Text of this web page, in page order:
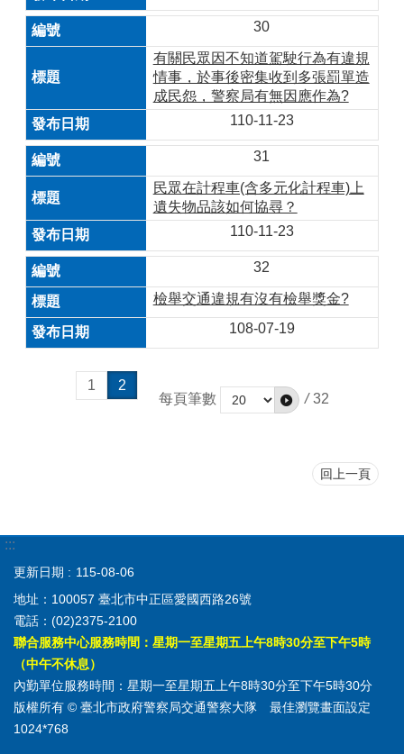
30
有關民眾因不知道駕駛行為有違規
情事，於事後密集收到多張罰單造
成民怨，警察局有無因應作為?
110-11-23
31
民眾在計程車(含多元化計程車)上
遺失物品該如何協尋？
110-11-23
32
檢舉交通違規有沒有檢舉獎金?
108-07-19
1
2
每頁筆數
/ 32
回上一頁
:::
更新日期
115-08-06
地址：100057 臺北市中正區愛國西路26號
電話：(02)2375-2100
聯合服務中心服務時間：星期一至星期五上午8時30分至下午5時
（中午不休息）
內勤單位服務時間：星期一至星期五上午8時30分至下午5時30分
版權所有 © 臺北市政府警察局交通警察大隊 最佳瀏覽畫面設定
1024*768